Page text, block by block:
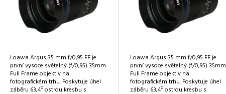
Loawa Argus 35 mm f/0,95 FF je
první vysoce světelný (f/0,95) 35mm
Full Frame objektiv na
fotografickém trhu. Poskytuje úhel
záběru 63,4o ostrou kresbu s
Loawa Argus 35 mm f/0,95 FF je
první vysoce světelný (f/0,95) 35mm
Full Frame objektiv na
fotografickém trhu. Poskytuje úhel
záběru 63,4o ostrou kresbu s